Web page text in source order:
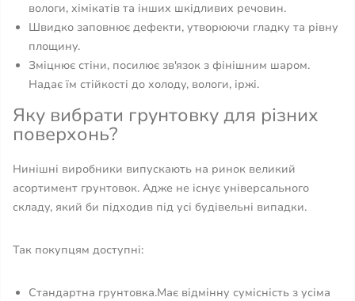
вологи, хімікатів та інших шкідливих речовин.
Швидко заповнює дефекти, утворюючи гладку та рівну
площину.
Зміцнює стіни, посилює зв'язок з фінішним шаром.
Надає їм стійкості до холоду, вологи, іржі.
Яку вибрати грунтовку для різних
поверхонь?
Нинішні виробники випускають на ринок великий
асортимент грунтовок. Адже не існує універсального
складу, який би підходив під усі будівельні випадки.
Так покупцям доступні:
Стандартна грунтовка.Має відмінну сумісність з усіма